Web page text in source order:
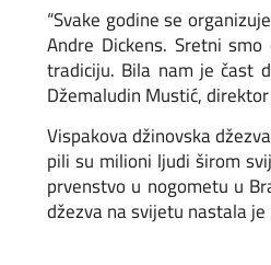
“Svake godine se
Andre Dickens. Sretni
tradiciju. Bila nam je čast
Džemaludin Mustić,
Vispakova džinovska
pili su milioni ljudi širom
prvenstvo u nogometu u
džezva na svijetu nastala